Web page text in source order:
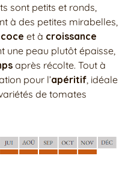
sont petits et ronds,
à des petites mirabelles,
et à croissance
une peau plutôt épaisse,
après récolte. Tout à
pour l’apéritif, idéale
de tomates